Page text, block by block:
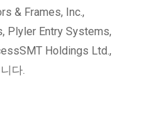
& Frames, Inc.,
Plyler Entry Systems,
Holdings Ltd.,
다.